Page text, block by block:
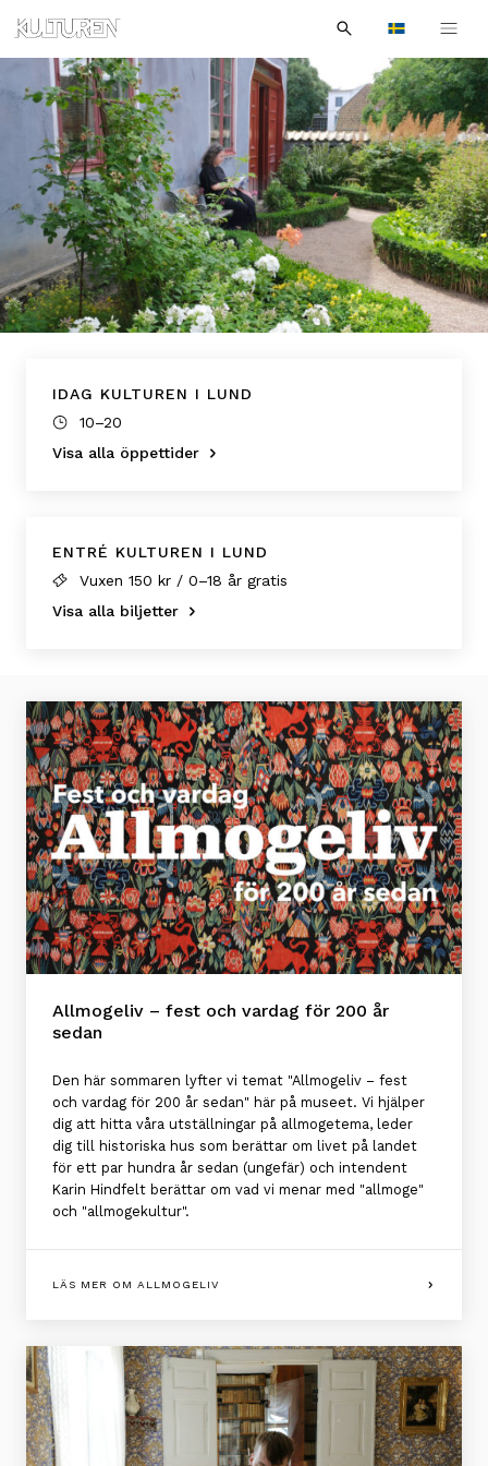
navigationen
innehållet
Languages
efter:
Sök
IDAG KULTUREN I LUND
10–20
Visa alla öppettider
ENTRÉ KULTUREN I LUND
Vuxen 150 kr / 0–18 år gratis
Visa alla biljetter
Allmogeliv – fest och vardag för 200 år
sedan
Den här sommaren lyfter vi temat "Allmogeliv – fest
och vardag för 200 år sedan" här på museet. Vi hjälper
dig att hitta våra utställningar på allmogetema, leder
dig till historiska hus som berättar om livet på landet
för ett par hundra år sedan (ungefär) och intendent
Karin Hindfelt berättar om vad vi menar med "allmoge"
och "allmogekultur".
LÄS MER OM ALLMOGELIV